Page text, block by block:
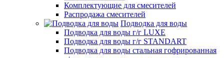
Комплектующие для смесителей
Распродажа смесителей
Подводка для воды
Подводка для воды г/г LUXE
Подводка для воды г/г STANDART
Подводка для воды стальная гофрированная